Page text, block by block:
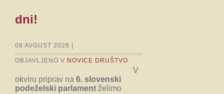
dni!
08 AVGUST 2026 |
OBJAVLJENO V NOVICE DRUŠTVO
V
okviru priprav na 6. slovenski
podeželski parlament želimo